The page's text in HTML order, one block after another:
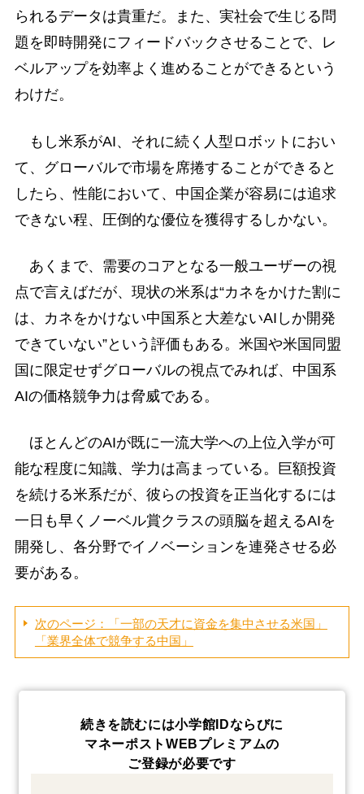
られるデータは貴重だ。また、実社会で生じる問
題を即時開発にフィードバックさせることで、レ
ベルアップを効率よく進めることができるという
わけだ。
もし米系がAI、それに続く人型ロボットにおい
て、グローバルで市場を席捲することができると
したら、性能において、中国企業が容易には追求
できない程、圧倒的な優位を獲得するしかない。
あくまで、需要のコアとなる一般ユーザーの視
点で言えばだが、現状の米系は“カネをかけた割に
は、カネをかけない中国系と大差ないAIしか開発
できていない”という評価もある。米国や米国同盟
国に限定せずグローバルの視点でみれば、中国系
AIの価格競争力は脅威である。
ほとんどのAIが既に一流大学への上位入学が可
能な程度に知識、学力は高まっている。巨額投資
を続ける米系だが、彼らの投資を正当化するには
一日も早くノーベル賞クラスの頭脳を超えるAIを
開発し、各分野でイノベーションを連発させる必
要がある。
次のページ：「一部の天才に資金を集中させる米国」
「業界全体で競争する中国」
続きを読むには小学館IDならびに
マネーポストWEBプレミアムの
ご登録が必要です